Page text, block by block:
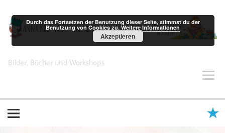
springen
Anna Karina Birkenstock
Bilder, Bücher und Workshops
Durch das Fortsetzen der Benutzung dieser Seite, stimmst du der
Benutzung von Cookies zu.Weitere Informationen
Akzeptieren